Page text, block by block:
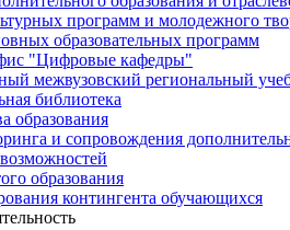
программ и молодежного
образовательных программ
"Цифровые кафедры"
межвузовский региональный
библиотека
образования
и сопровождения
образования
контингента обучающихся